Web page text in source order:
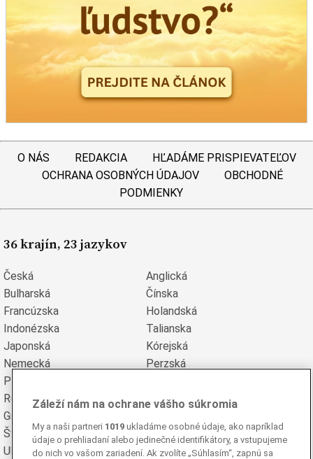
O NÁS REDAKCIA
HĽADÁME PRISPIEVATEĽOV
OCHRANA OSOBNÝCH ÚDAJOV
OBCHODNÉ
PODMIENKY
36 krajín, 23 jazykov
Česká
Anglická
Bulharská
Čínska
Francúzska
Holandská
Indonézska
Talianska
Japonská
Kórejská
Nemecká
Perzská
Poľská
Rumunská
Ruská
Grécka
Švédska
Turecká
Ukrajinská
Vietnamská
Záleží nám na ochrane vášho súkromia
My a naši partneri 1019 ukladáme osobné údaje, ako napríklad
údaje o prehliadaní alebo jedinečné identifikátory, a vstupujeme
do nich vo vašom zariadení. Ak zvolíte „Súhlasím“, zapnú sa